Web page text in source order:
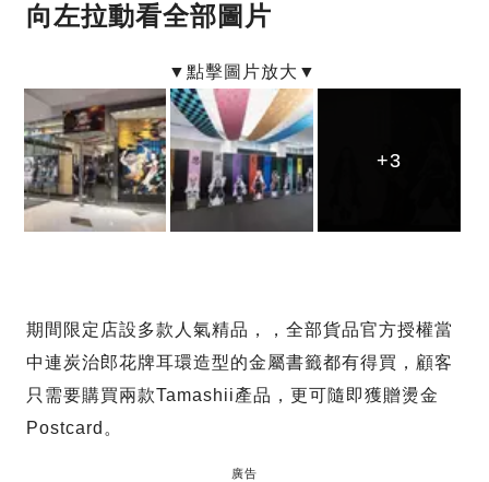
向左拉動看全部圖片
+3
+3
+3
期間限定店設多款人氣精品，，全部貨品官方授權當
中連炭治郎花牌耳環造型的金屬書籤都有得買，顧客
只需要購買兩款Tamashii產品，更可隨即獲贈燙金
Postcard。
廣告